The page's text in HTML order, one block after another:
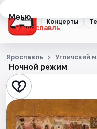
Концерты
Меню
Ярославль
Концерты
Театр
Стендап
Выставки
Ночной режим
Ярославль Угличский